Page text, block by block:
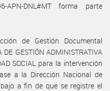
APN-DNL#MT forma parte
de Gestión Documental
GESTIÓN ADMINISTRATIVA
SOCIAL para la intervención
a la Dirección Nacional de
a fin de que se registre el